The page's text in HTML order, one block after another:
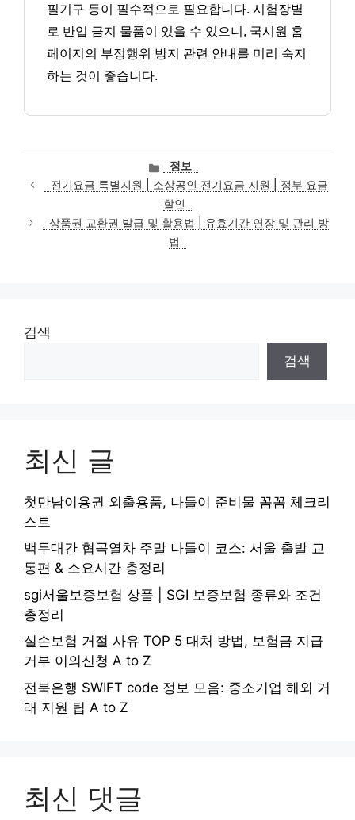
필기구 등이 필수적으로 필요합니다. 시험장별
로 반입 금지 물품이 있을 수 있으니, 국시원 홈
페이지의 부정행위 방지 관련 안내를 미리 숙지
하는 것이 좋습니다.
카
테
고
리
정보
전기요금 특별지원 | 소상공인 전기요금 지원 | 정부 요금
할인
상품권 교환권 발급 및 활용법 | 유효기간 연장 및 관리 방
법
검색
검색
최신 글
첫만남이용권 외출용품, 나들이 준비물 꼼꼼 체크리
스트
백두대간 협곡열차 주말 나들이 코스: 서울 출발 교
통편 & 소요시간 총정리
sgi서울보증보험 상품 | SGI 보증보험 종류와 조건
총정리
실손보험 거절 사유 TOP 5 대처 방법, 보험금 지급
거부 이의신청 A to Z
전북은행 SWIFT code 정보 모음: 중소기업 해외 거
래 지원 팁 A to Z
최신 댓글